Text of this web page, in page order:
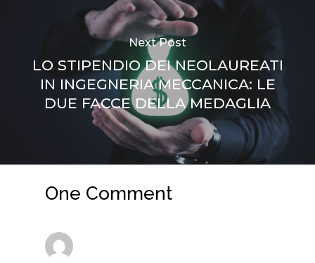
Next Post
LO STIPENDIO DEI NEOLAUREATI
IN INGEGNERIA MECCANICA: LE
DUE FACCE DELLA MEDAGLIA
One Comment